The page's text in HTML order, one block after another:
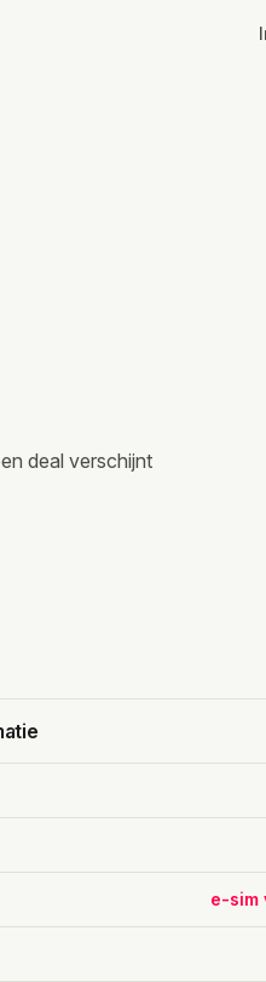
deal verschijnt
e-sim